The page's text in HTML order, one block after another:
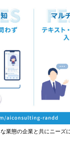
業態の企業と共にニーズ